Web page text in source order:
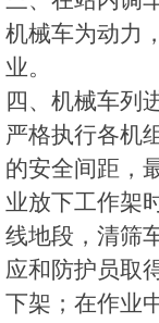
机械车为动力
业。
四、机械车列
严格执行各机
的安全间距，
业放下工作架
线地段，清筛
应和防护员取
下架；在作业